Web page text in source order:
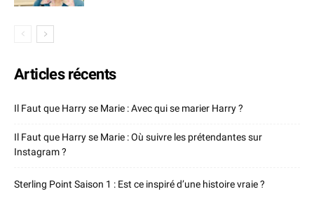
Articles récents
Il Faut que Harry se Marie : Avec qui se marier Harry ?
Il Faut que Harry se Marie : Où suivre les prétendantes sur
Instagram ?
Sterling Point Saison 1 : Est ce inspiré d’une histoire vraie ?